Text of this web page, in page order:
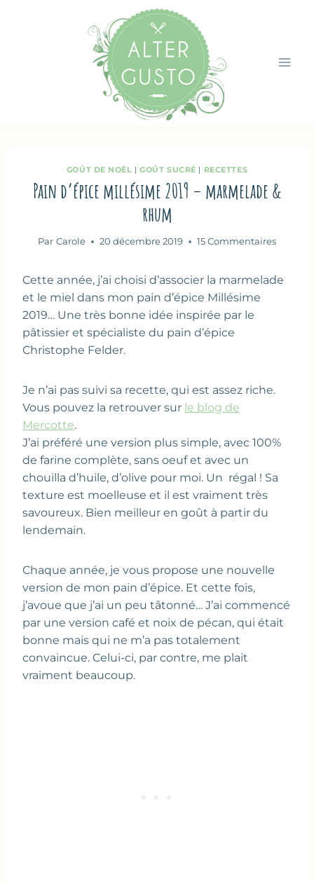
GOÛT DE NOËL |GOÛT SUCRÉ | RECETTES
Pain d’épice millésime 2019 – marmelade &
rhum
Par Carole 20 décembre 2019 15 Commentaires
Cette année, j’ai choisi d’associer la marmelade
et le miel dans mon pain d’épice Millésime
2019… Une très bonne idée inspirée par le
pâtissier et spécialiste du pain d’épice
Christophe Felder.
Je n’ai pas suivi sa recette, qui est assez riche.
Vous pouvez la retrouver sur le blog de
Mercotte.
J’ai préféré une version plus simple, avec 100%
de farine complète, sans oeuf et avec un
chouilla d’huile, d’olive pour moi. Un régal ! Sa
texture est moelleuse et il est vraiment très
savoureux. Bien meilleur en goût à partir du
lendemain.
Chaque année, je vous propose une nouvelle
version de mon pain d’épice. Et cette fois,
j’avoue que j’ai un peu tâtonné… J’ai commencé
par une version café et noix de pécan, qui était
bonne mais qui ne m’a pas totalement
convaincue. Celui-ci, par contre, me plait
vraiment beaucoup.